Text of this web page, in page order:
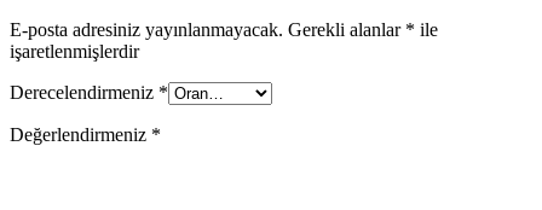
E-posta adresiniz yayınlanmayacak. Gerekli alanlar * ile
işaretlenmişlerdir
Derecelendirmeniz *
Değerlendirmeniz *